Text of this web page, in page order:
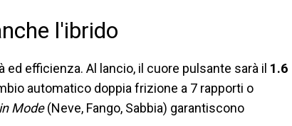
l'ibrido
efficienza. Al lancio, il cuore pulsante sarà il 1.6
automatico doppia frizione a 7 rapporti o
Mode(Neve, Fango, Sabbia) garantiscono